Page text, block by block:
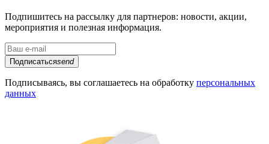
Подпишитесь на рассылку для партнеров: новости, акции,
мероприятия и полезная информация.
Подписатьсяsend
Подписываясь, вы соглашаетесь на обработку персональных
данных